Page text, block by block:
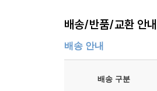
배송/반품/교환 안내
배송 안내
배송 구분